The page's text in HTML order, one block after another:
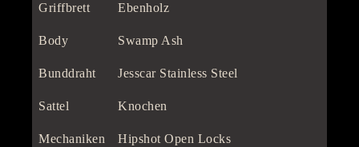
Griffbrett Ebenholz
Body Swamp Ash
Bunddraht Jesscar Stainless Steel
Sattel Knochen
Mechaniken Hipshot Open Locks